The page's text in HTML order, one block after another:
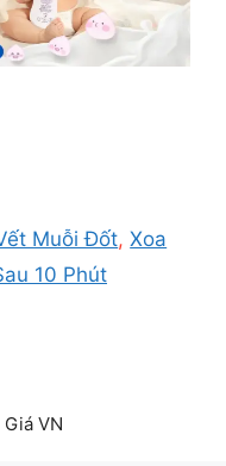
Muỗi Đốt,Xoa
10 Phút
VN